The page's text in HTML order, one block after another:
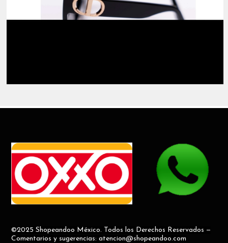
©2025 Shopeandoo México. Todos los Derechos Reservados —
Comentarios y sugerencias: atencion@shopeandoo.com